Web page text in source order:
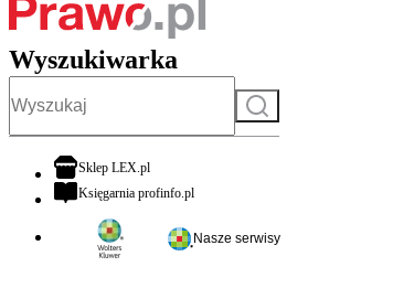
Wyszukiwarka
Szukaj
Sklep LEX.plotwiera się w nowej karcie
Księgarnia profinfo.plotwiera się w nowej karcie
Nasze serwisy